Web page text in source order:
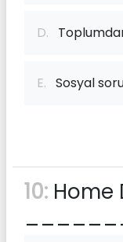
D.
E. Sosyal
10: Home